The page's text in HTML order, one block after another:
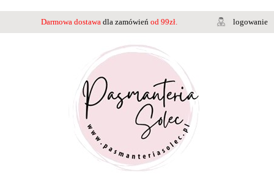
Darmowa dostawa dla zamówień od 99zł. logowanie